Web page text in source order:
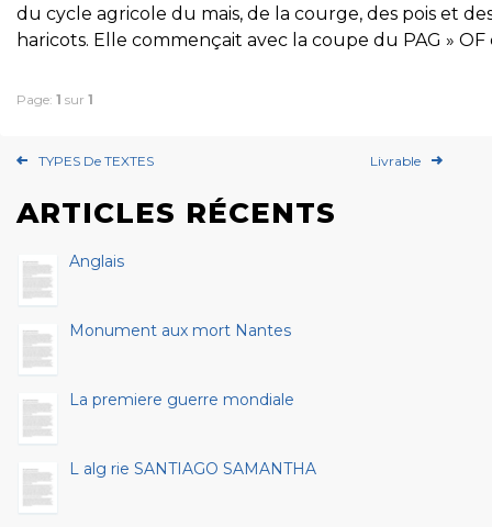
du cycle agricole du mais, de la courge, des pois et
haricots. Elle commençait avec la coupe du PAG » OF
Page: 1 sur 1
TYPES De TEXTES Livrable
ARTICLES RÉCENTS
Anglais
Monument aux mort Nantes
La premiere guerre mondiale
L alg rie SANTIAGO SAMANTHA